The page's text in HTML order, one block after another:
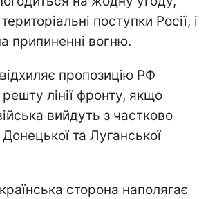
поступки Росії, і
припиненні вогню.
пропозицію РФ
лінії фронту, якщо
вийдуть з частково
та Луганської
сторона наполягає